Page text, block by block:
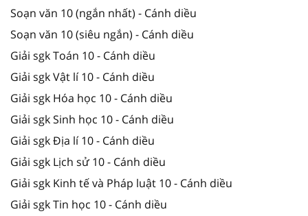
Soạn văn 10 (ngắn nhất) - Cánh diều
Soạn văn 10 (siêu ngắn) - Cánh diều
Giải sgk Toán 10 - Cánh diều
Giải sgk Vật lí 10 - Cánh diều
Giải sgk Hóa học 10 - Cánh diều
Giải sgk Sinh học 10 - Cánh diều
Giải sgk Địa lí 10 - Cánh diều
Giải sgk Lịch sử 10 - Cánh diều
Giải sgk Kinh tế và Pháp luật 10 - Cánh diều
Giải sgk Tin học 10 - Cánh diều